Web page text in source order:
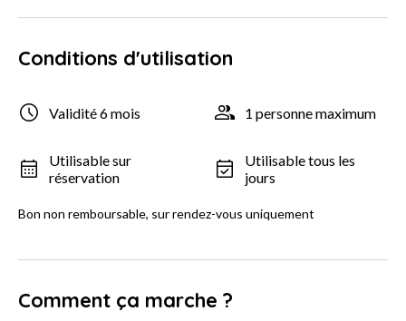
Conditions d'utilisation
Validité 6 mois 1 personne maximum
Utilisable sur
réservation
Utilisable tous les
jours
Bon non remboursable, sur rendez-vous uniquement
Comment ça marche ?